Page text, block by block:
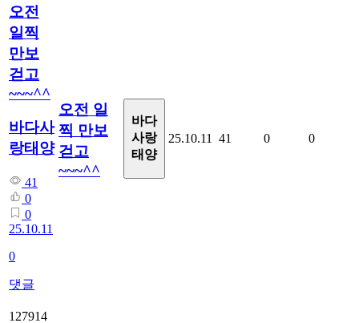
오전
일찍
만보
걷고
~~~^^
바다사
랑태양
41
0
0
25.10.11
0
댓글
오전 일
찍 만보
걷고
~~~^^
바다
사랑
태양
25.10.11 41 0 0
127914